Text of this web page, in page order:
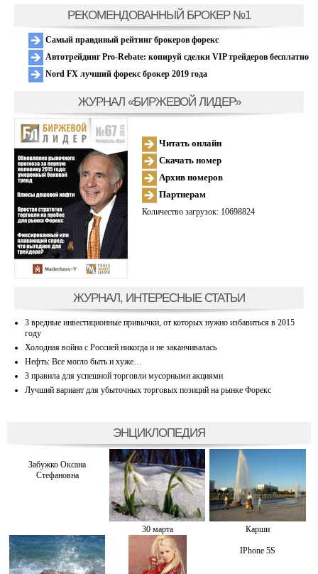
РЕКОМЕНДОВАННЫЙ БРОКЕР №1
Самый правдивый рейтинг брокеров форекс
Автотрейдинг Pro-Rebate: копируй сделки VIP трейдеров бесплатно
Nord FX лучший форекс брокер 2019 года
ЖУРНАЛ «БИРЖЕВОЙ ЛИДЕР»
Читать онлайн
Скачать номер
Архив номеров
Партнерам
Количество загрузок: 10698824
ЖУРНАЛ, ИНТЕРЕСНЫЕ СТАТЬИ
3 вредные инвестиционные привычки, от которых нужно избавиться в 2015
году
Холодная война с Россией никогда и не заканчивалась
Нефть: Все могло быть и хуже…
3 правила для успешной торговли мусорными акциями
Лучший вариант для убыточных торговых позиций на рынке Форекс
ЭНЦИКЛОПЕДИЯ
Забужко Оксана
Стефановна
30 марта Карши
IPhone 5S